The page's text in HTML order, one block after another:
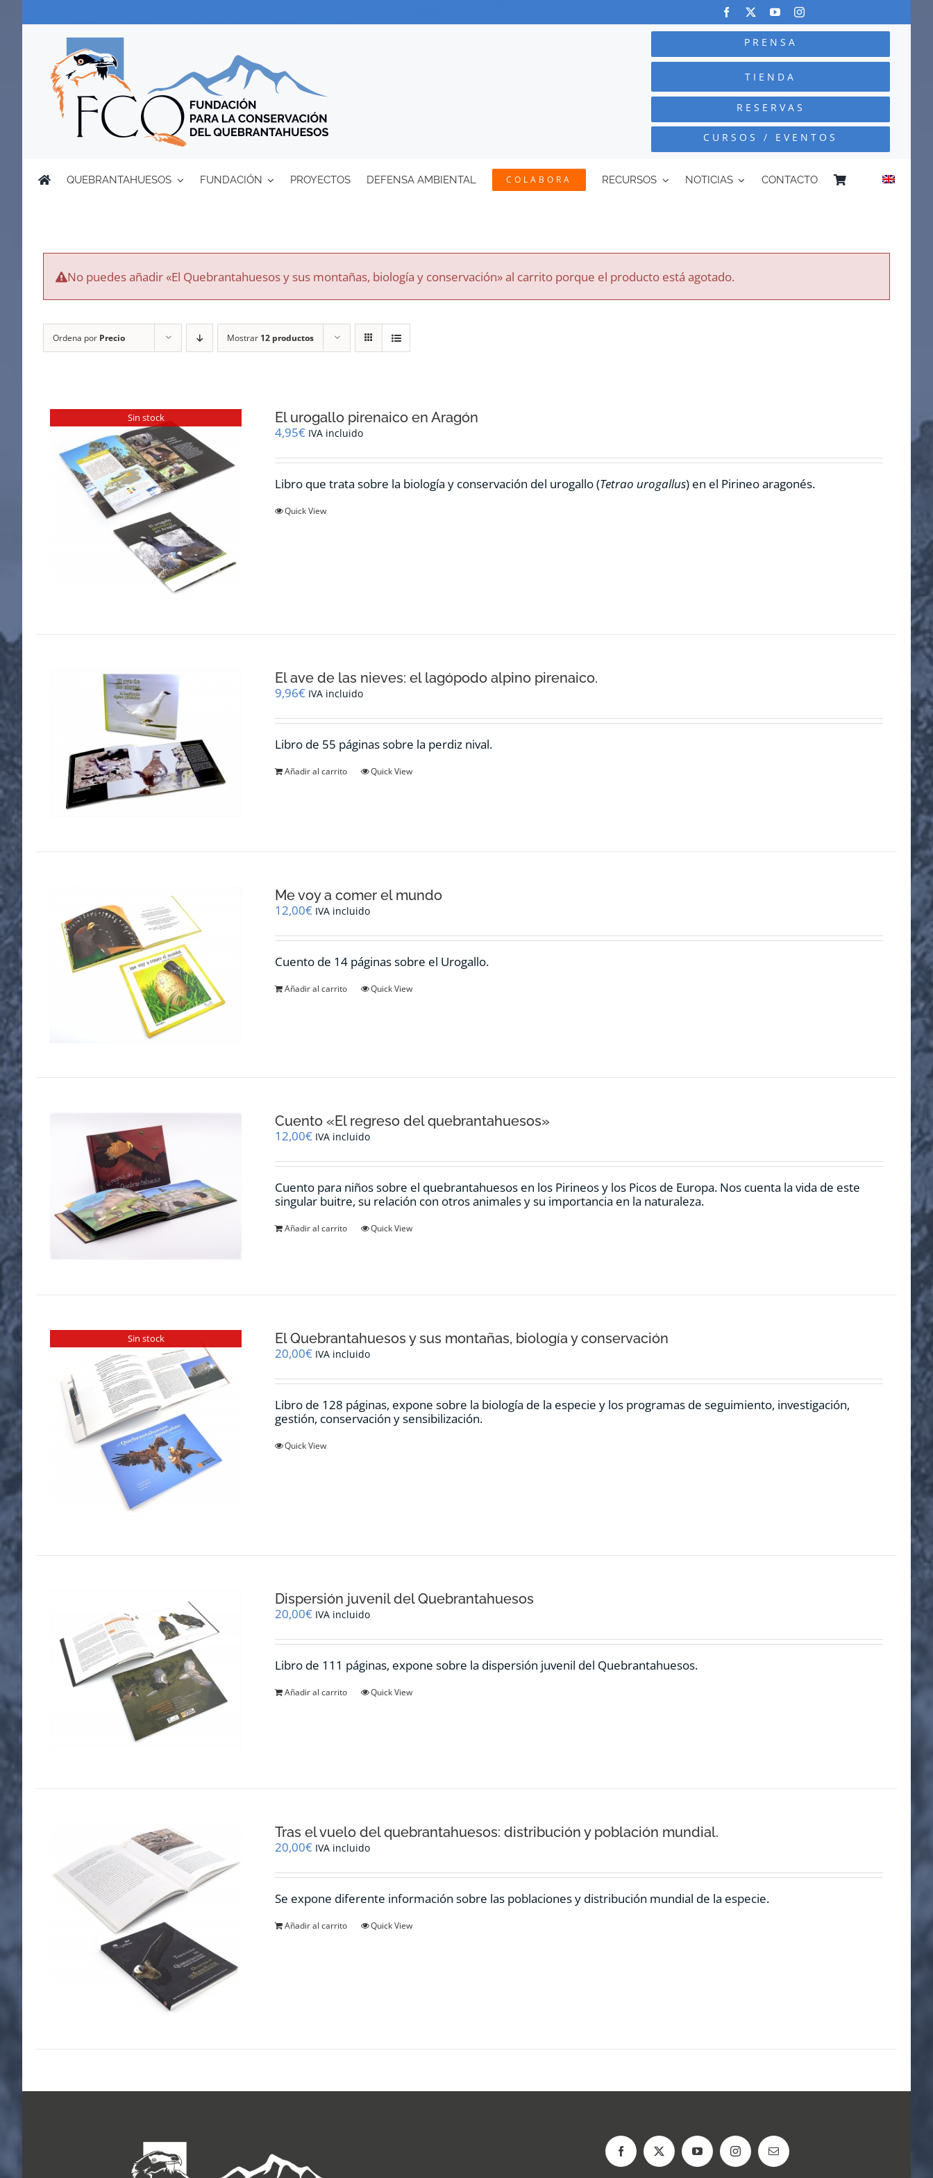
PRENSA
TIENDA
RESERVAS
CURSOS / EVENTOS
QUEBRANTAHUESOS FUNDACIÓN PROYECTOS DEFENSA AMBIENTAL COLABORA RECURSOS NOTICIAS CONTACTO
No puedes añadir «El Quebrantahuesos y sus montañas, biología y conservación» al carrito porque el producto está agotado.
Ordena por Precio Mostrar 12 productos
Sin stock El urogallo pirenaico en Aragón
4,95€ IVA incluido
Libro que trata sobre la biología y conservación del urogallo (Tetrao urogallus) en el Pirineo aragonés.
Quick View
El ave de las nieves: el lagópodo alpino pirenaico.
9,96€ IVA incluido
Libro de 55 páginas sobre la perdiz nival.
Añadir al carrito Quick View
Me voy a comer el mundo
12,00€ IVA incluido
Cuento de 14 páginas sobre el Urogallo.
Añadir al carrito Quick View
Cuento «El regreso del quebrantahuesos»
12,00€ IVA incluido
Cuento para niños sobre el quebrantahuesos en los Pirineos y los Picos de Europa. Nos cuenta la vida de este
singular buitre, su relación con otros animales y su importancia en la naturaleza.
Añadir al carrito Quick View
Sin stock El Quebrantahuesos y sus montañas, biología y conservación
20,00€ IVA incluido
Libro de 128 páginas, expone sobre la biología de la especie y los programas de seguimiento, investigación,
gestión, conservación y sensibilización.
Quick View
Dispersión juvenil del Quebrantahuesos
20,00€ IVA incluido
Libro de 111 páginas, expone sobre la dispersión juvenil del Quebrantahuesos.
Añadir al carrito Quick View
Tras el vuelo del quebrantahuesos: distribución y población mundial.
20,00€ IVA incluido
Se expone diferente información sobre las poblaciones y distribución mundial de la especie.
Añadir al carrito Quick View